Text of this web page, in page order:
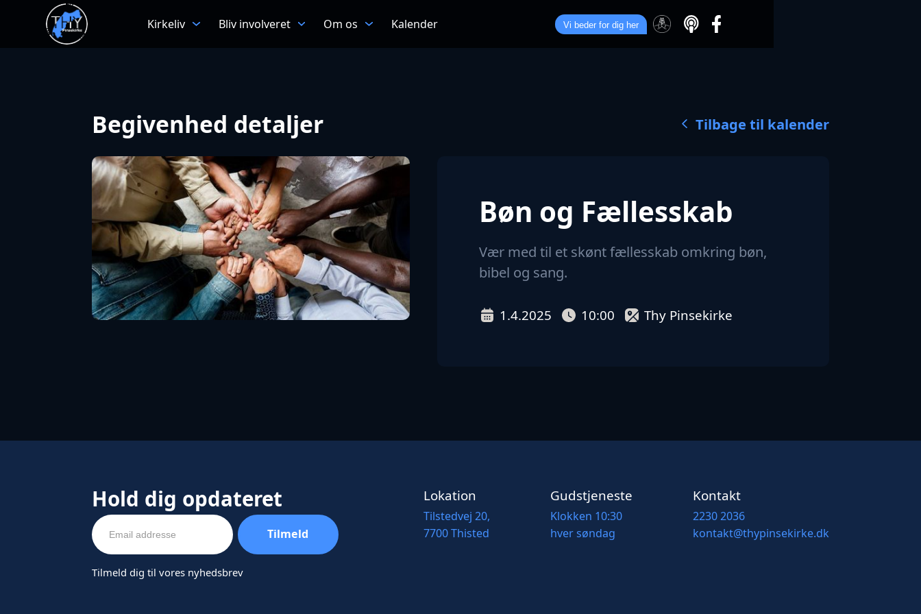
Kirkeliv Bliv involveret Om os Kalender Vi beder for dig her
Begivenhed detaljer Tilbage til kalender
Bøn og Fællesskab
Vær med til et skønt fællesskab omkring bøn,
bibel og sang.
1.4.2025 10:00 Thy Pinsekirke
Hold dig opdateret
Tilmeld dig til vores nyhedsbrev
Lokation
Tilstedvej 20,
7700 Thisted
Gudstjeneste
Klokken 10:30
hver søndag
Kontakt
2230 2036
kontakt@thypinsekirke.dk